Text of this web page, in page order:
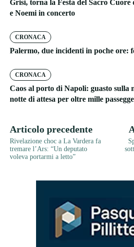
Grisì, torna la Festa del Sacro Cuore
e Noemi in concerto
CRONACA
Palermo, due incidenti in poche ore:
CRONACA
Caos al porto di Napoli: guasto sulla
notte di attesa per oltre mille
Articolo precedente
Rivelazione choc a La Vardera fa
tremare l’Ars: “Un deputato
voleva portarmi a letto”